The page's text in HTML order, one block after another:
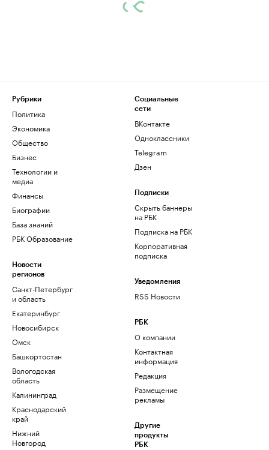
Рубрики
Политика
Экономика
Общество
Бизнес
Технологии и
медиа
Финансы
Биографии
База знаний
РБК Образование
Новости
регионов
Санкт-Петербург
и область
Екатеринбург
Новосибирск
Омск
Башкортостан
Вологодская
область
Калининград
Краснодарский
край
Нижний
Новгород
Социальные
сети
ВКонтакте
Одноклассники
Telegram
Дзен
Подписки
Скрыть баннеры
на РБК
Подписка на РБК
Корпоративная
подписка
Уведомления
RSS Новости
РБК
О компании
Контактная
информация
Редакция
Размещение
рекламы
Другие
продукты
РБК